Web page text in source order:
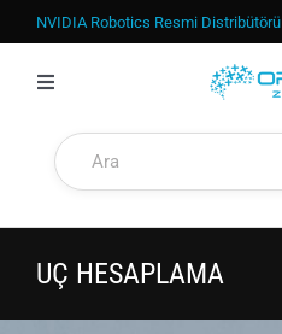
İçeriğe
geç
NVIDIA Robotics Resmi Distribütörü
Toggle
MAĞAZA
EKRAN KARTLARI
UÇ HESAPLAMA